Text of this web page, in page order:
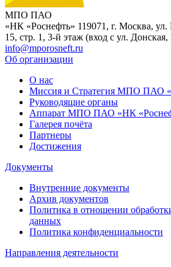
МПО ПАО
«НК «Роснефть» 119071, г. Москва,
15, стр. 1, 3-й этаж (вход с ул. Донская,
info@mporosneft.ru
Об организации
О нас
Миссия и Стратегия МПО ПАО
Руководящие органы
Аппарат МПО ПАО «НК
Галерея почёта
Партнеры
Достижения
Документы
Внутренние документы
Архив документов
Политика в отношении
данных
Политика конфиденциальности
Направления деятельности